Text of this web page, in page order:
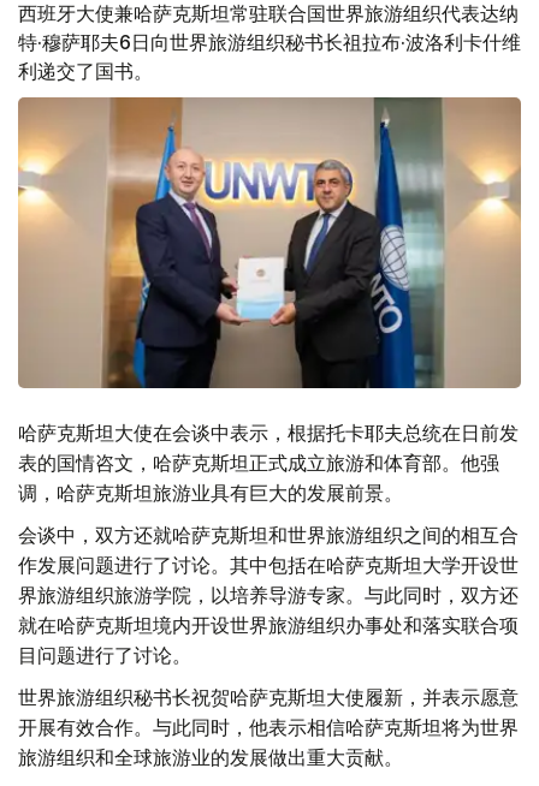
西班牙大使兼哈萨克斯坦常驻联合国世界旅游组织代表达纳
特·穆萨耶夫6日向世界旅游组织秘书长祖拉布·波洛利卡什维
利递交了国书。
哈萨克斯坦大使在会谈中表示，根据托卡耶夫总统在日前发
表的国情咨文，哈萨克斯坦正式成立旅游和体育部。他强
调，哈萨克斯坦旅游业具有巨大的发展前景。
会谈中，双方还就哈萨克斯坦和世界旅游组织之间的相互合
作发展问题进行了讨论。其中包括在哈萨克斯坦大学开设世
界旅游组织旅游学院，以培养导游专家。与此同时，双方还
就在哈萨克斯坦境内开设世界旅游组织办事处和落实联合项
目问题进行了讨论。
世界旅游组织秘书长祝贺哈萨克斯坦大使履新，并表示愿意
开展有效合作。与此同时，他表示相信哈萨克斯坦将为世界
旅游组织和全球旅游业的发展做出重大贡献。